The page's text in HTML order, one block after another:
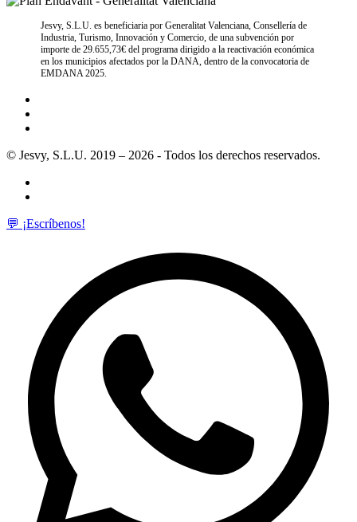
Jesvy, S.L.U. es beneficiaria por Generalitat Valenciana, Consellería de
Industria, Turismo, Innovación y Comercio, de una subvención por
importe de 29.655,73€ del programa dirigido a la reactivación económica
en los municipios afectados por la DANA, dentro de la convocatoria de
EMDANA 2025.
© Jesvy, S.L.U. 2019 – 2026 - Todos los derechos reservados.
💬 ¡Escríbenos!